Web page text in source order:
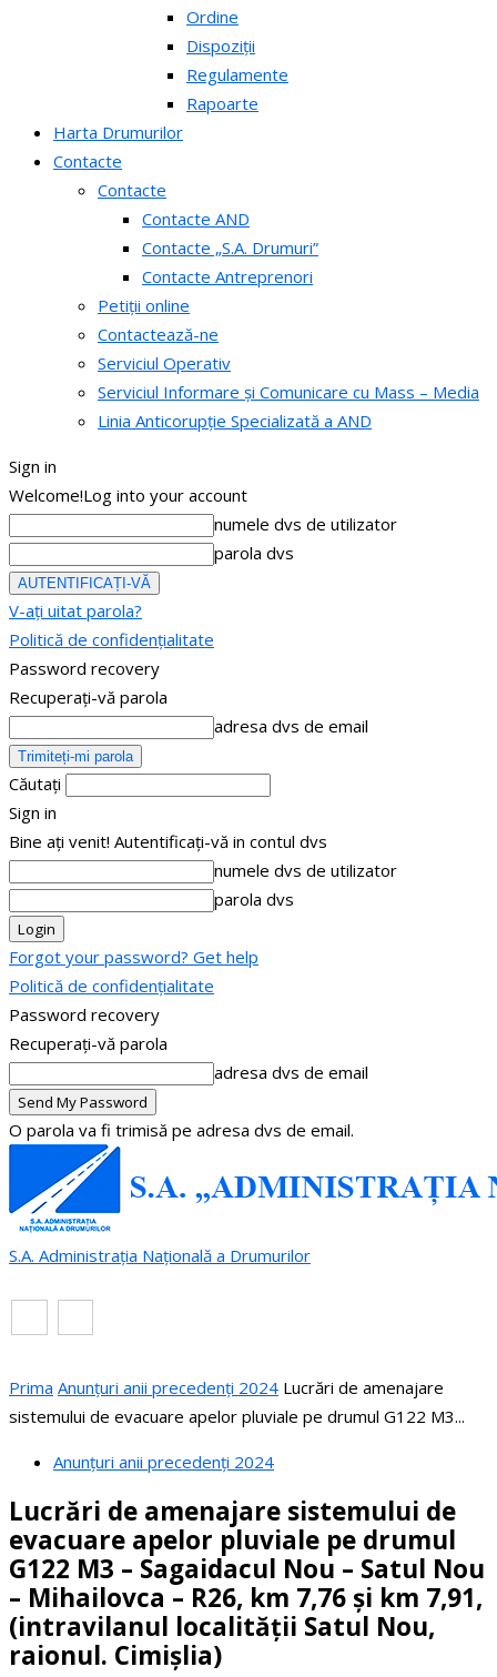
Ordine
Dispoziții
Regulamente
Rapoarte
Harta Drumurilor
Contacte
Contacte
Contacte AND
Contacte „S.A. Drumuri”
Contacte Antreprenori
Petiții online
Contactează-ne
Serviciul Operativ
Serviciul Informare și Comunicare cu Mass – Media
Linia Anticorupție Specializată a AND
Sign in
Welcome!Log into your account
numele dvs de utilizator
parola dvs
V-ați uitat parola?
Politică de confidențialitate
Password recovery
Recuperați-vă parola
adresa dvs de email
Căutați
Sign in
Bine ați venit! Autentificați-vă in contul dvs
numele dvs de utilizator
parola dvs
Forgot your password? Get help
Politică de confidențialitate
Password recovery
Recuperați-vă parola
adresa dvs de email
O parola va fi trimisă pe adresa dvs de email.
S.A. Administrația Națională a Drumurilor
Prima Anunțuri anii precedenți 2024 Lucrări de amenajare
sistemului de evacuare apelor pluviale pe drumul G122 M3...
Anunțuri anii precedenți 2024
Lucrări de amenajare sistemului de
evacuare apelor pluviale pe drumul
G122 M3 – Sagaidacul Nou – Satul Nou
– Mihailovca – R26, km 7,76 și km 7,91,
(intravilanul localității Satul Nou,
raionul. Cimișlia)